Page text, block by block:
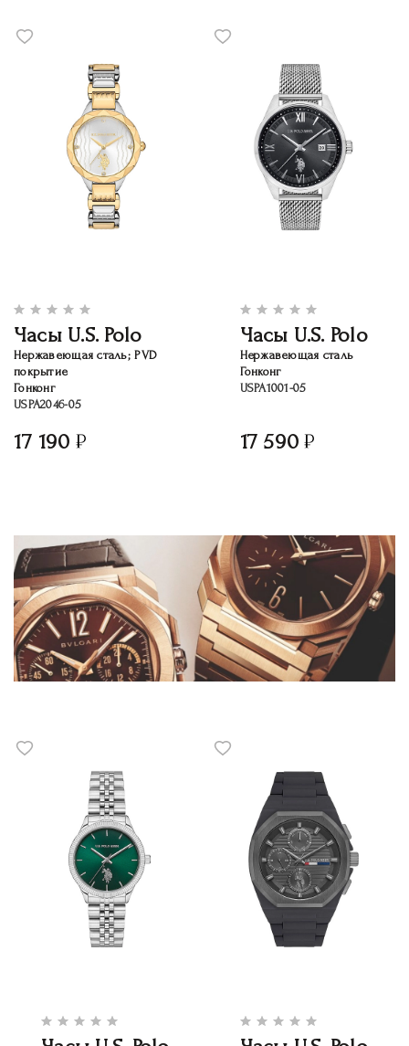
Часы U.S. Polo
Нержавеющая сталь; PVD
покрытие
Гонконг
USPA2046-05
17 190
Часы U.S. Polo
Нержавеющая сталь
Гонконг
USPA1001-05
17 590